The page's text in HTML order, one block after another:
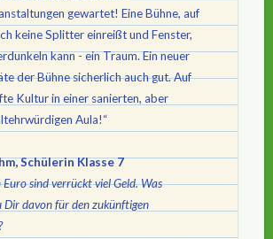
gewartet! Eine Bühne, auf
keine Splitter einreißt und Fenster,
kann - ein Traum. Ein neuer
der Bühne sicherlich auch gut. Auf
Kultur in einer sanierten, aber
Aula!“
Schülerin Klasse 7
sind verrückt viel Geld. Was
Dir davon für den zukünftigen